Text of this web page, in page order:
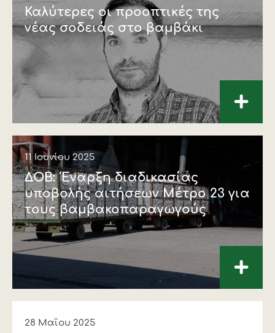
Καλύτερες οι προοπτικές της
νέας σοδειάς στο βαµβάκι
+
11 Ιουνίου 2025
ΔΟΒ: Έναρξη διαδικασίας
υποβολής αιτήσεων Μέτρο 23 για
τους βαμβακοπαραγωγούς
+
28 Μαΐου 2025